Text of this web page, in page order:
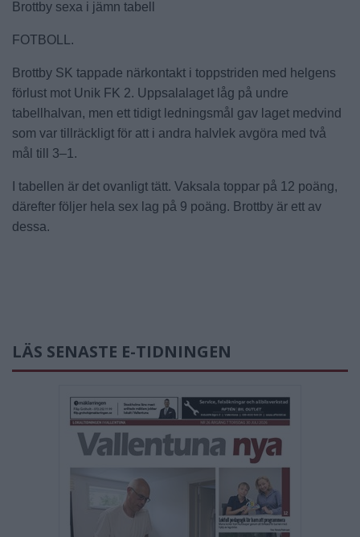
Brottby sexa i jämn tabell
FOTBOLL.
Brottby SK tappade närkontakt i toppstriden med helgens
förlust mot Unik FK 2. Uppsalalaget låg på undre
tabellhalvan, men ett tidigt ledningsmål gav laget medvind
som var tillräckligt för att i andra halvlek avgöra med två
mål till 3–1.
I tabellen är det ovanligt tätt. Vaksala toppar på 12 poäng,
därefter följer hela sex lag på 9 poäng. Brottby är ett av
dessa.
LÄS SENASTE E-TIDNINGEN